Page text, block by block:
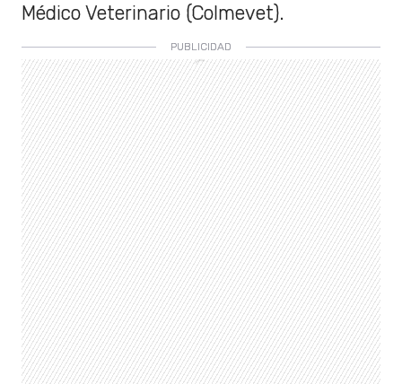
Médico Veterinario (Colmevet).